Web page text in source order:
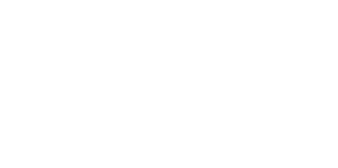
'을 엄선하여 가장 객관적이고 포관적으
이고 있다. 많은 부분에서 최신의 모든 연
운 지평을 여는 주장들이 제기되고 있으
론 오늘날 중국 현실의 뿌리와 근원을 폭
수 있는 최고의 역사서라 할 수 있다.